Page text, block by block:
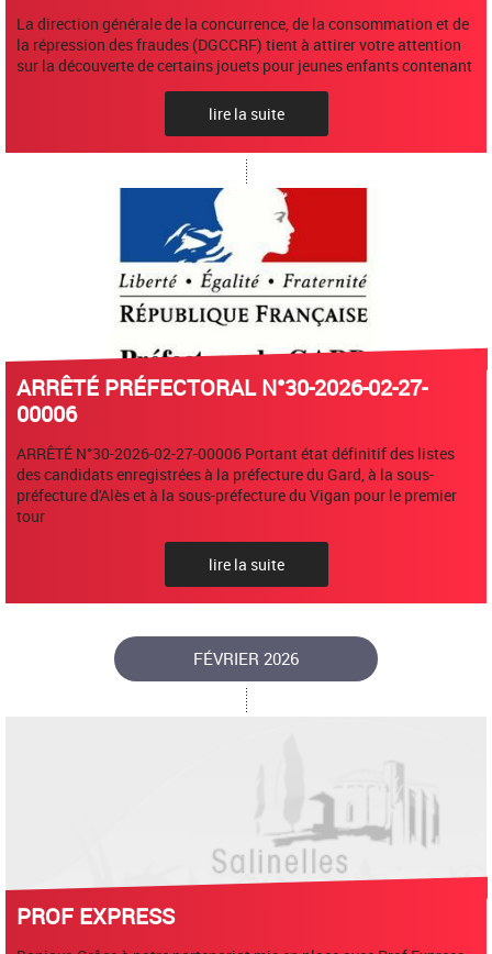
La direction générale de la concurrence, de la consommation et de
la répression des fraudes (DGCCRF) tient à attirer votre attention
sur la découverte de certains jouets pour jeunes enfants contenant
lire la suite
ARRÊTÉ PRÉFECTORAL N°30-2026-02-27-
00006
ARRÊTÉ N°30-2026-02-27-00006 Portant état définitif des listes
des candidats enregistrées à la préfecture du Gard, à la sous-
préfecture d'Alès et à la sous-préfecture du Vigan pour le premier
tour
lire la suite
FÉVRIER 2026
PROF EXPRESS